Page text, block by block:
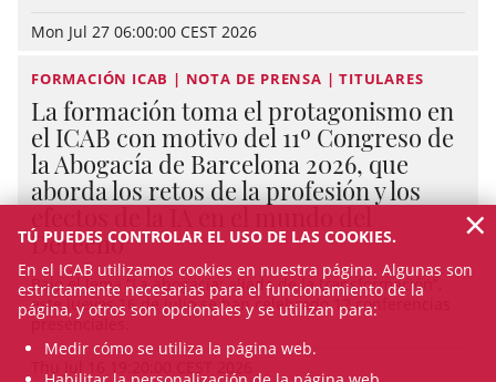
Mon Jul 27 06:00:00 CEST 2026
FORMACIÓN ICAB | NOTA DE PRENSA | TITULARES
La formación toma el protagonismo en
el ICAB con motivo del 11º Congreso de
la Abogacía de Barcelona 2026, que
aborda los retos de la profesión y los
Derecho
Bajo el lema “La abogacía: aliada de la transformación”,
este jueves 16 de julio se han celebrado 12 conferencias
presenciales.
TÚ PUEDES CONTROLAR EL USO DE LAS COOKIES.
En el ICAB utilizamos cookies en nuestra página. Algunas son
estrictamente necesarias para el funcionamiento de la
página, y otros son opcionales y se utilizan para:
Medir cómo se utiliza la página web.
×